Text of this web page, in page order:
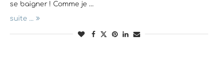
se baigner ! Comme je …
suite ...